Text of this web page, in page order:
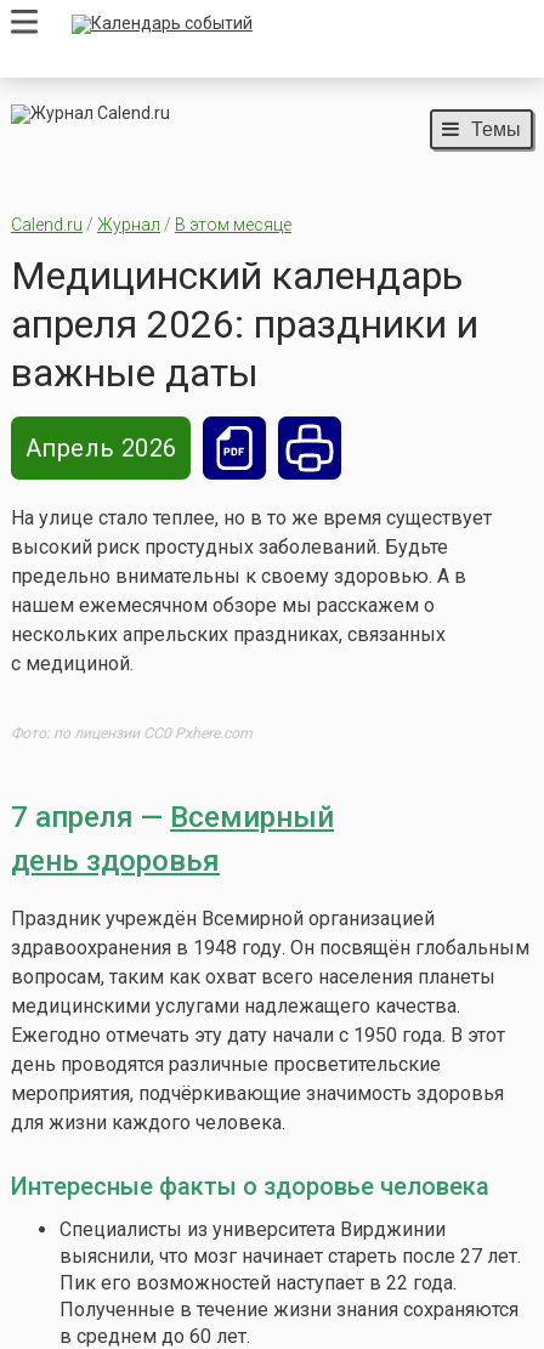
Темы
Calend.ru / Журнал / В этом месяце
Медицинский календарь
апреля 2026: праздники и
важные даты
Апрель 2026
На улице стало теплее, но в то же время существует
высокий риск простудных заболеваний. Будьте
предельно внимательны к своему здоровью. А в
нашем ежемесячном обзоре мы расскажем о
нескольких апрельских праздниках, связанных
с медициной.
Фото: по лицензии CC0 Pxhere.com
7 апреля — Всемирный
день здоровья
Праздник учреждён Всемирной организацией
здравоохранения в 1948 году. Он посвящён глобальным
вопросам, таким как охват всего населения планеты
медицинскими услугами надлежащего качества.
Ежегодно отмечать эту дату начали с 1950 года. В этот
день проводятся различные просветительские
мероприятия, подчёркивающие значимость здоровья
для жизни каждого человека.
Интересные факты о здоровье человека
Специалисты из университета Вирджинии
выяснили, что мозг начинает стареть после 27 лет.
Пик его возможностей наступает в 22 года.
Полученные в течение жизни знания сохраняются
в среднем до 60 лет.